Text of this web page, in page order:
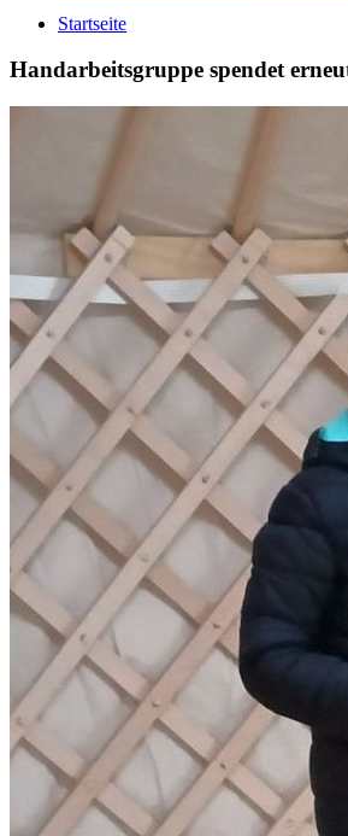
Startseite
Handarbeitsgruppe spendet